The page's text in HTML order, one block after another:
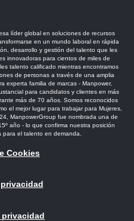
líder global en soluciones de recursos
en un mundo laboral en rápida
desarrollo y gestión del talento que les
innovadoras para cientos de miles de
talento calificado mientras encontramos
de personas a través de una amplia
experta familia de marcas - Manpower,
para candidatos y clientes en más
más de 70 años. Somos reconocidos
el mejor lugar para trabajar para Mujeres,
ManpowerGroup fue nombrada una de
año - lo que confirma nuestra posición
para el talento en demanda.
Cookies